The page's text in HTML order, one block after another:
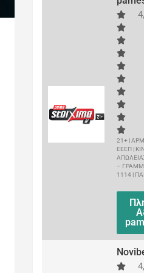
21+ |
ΕΕΕΠ |
–
1114 |